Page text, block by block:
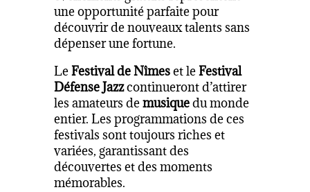
une opportunité parfaite pour
découvrir de nouveaux talents sans
dépenser une fortune.
LeFestival de Nîmeset leFestival
Défense Jazzcontinueront d’attirer
les amateurs demusiquedu monde
entier. Les programmations de ces
festivals sont toujours riches et
variées, garantissant des
découvertes et des moments
mémorables.